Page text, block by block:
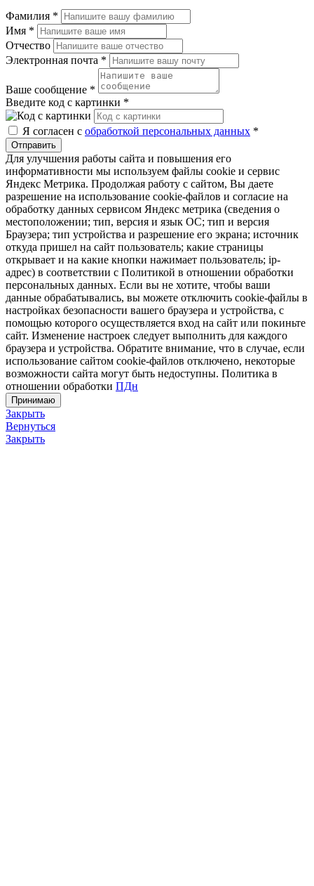
Фамилия *
Имя *
Отчество
Электронная почта *
Ваше сообщение *
Введите код с картинки *
Я согласен с обработкой персональных данных *
Отправить
Для улучшения работы сайта и повышения его
информативности мы используем файлы cookie и сервис
Яндекс Метрика. Продолжая работу с сайтом, Вы даете
разрешение на использование cookie-файлов и согласие на
обработку данных сервисом Яндекс метрика (сведения о
местоположении; тип, версия и язык ОС; тип и версия
Браузера; тип устройства и разрешение его экрана; источник
откуда пришел на сайт пользователь; какие страницы
открывает и на какие кнопки нажимает пользователь; ip-
адрес) в соответствии с Политикой в отношении обработки
персональных данных. Если вы не хотите, чтобы ваши
данные обрабатывались, вы можете отключить cookie-файлы в
настройках безопасности вашего браузера и устройства, с
помощью которого осуществляется вход на сайт или покиньте
сайт. Изменение настроек следует выполнить для каждого
браузера и устройства. Обратите внимание, что в случае, если
использование сайтом cookie-файлов отключено, некоторые
возможности сайта могут быть недоступны. Политика в
отношении обработки ПДн
Принимаю
Закрыть
Вернуться
Закрыть